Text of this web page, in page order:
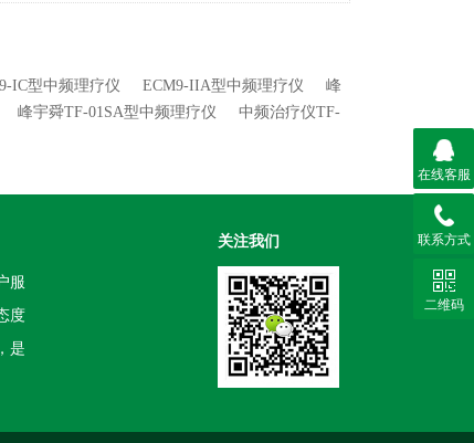
IC型中频理疗仪 ECM9-IIA型中频理疗仪
峰
峰宇舜TF-01SA型中频理疗仪
中频治疗仪TF-
服
度
是
关注我们
在线客服
联系方式
二维码